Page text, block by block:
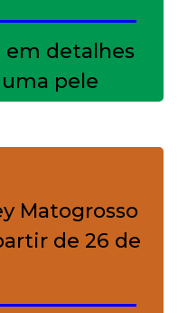
em detalhes
pele
o
skincare: a
Matogrosso
de 26 de